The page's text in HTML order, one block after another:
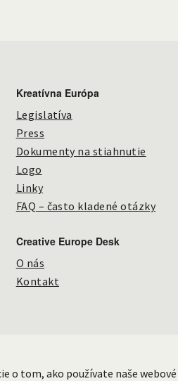
Kreatívna Európa
Legislatíva
Press
Dokumenty na stiahnutie
Logo
Linky
FAQ – často kladené otázky
Creative Europe Desk
O nás
Kontakt
o tom, ako používate naše